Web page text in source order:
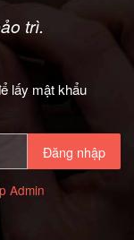
trì.
lấy mật khẩu
Đăng nhập
Admin